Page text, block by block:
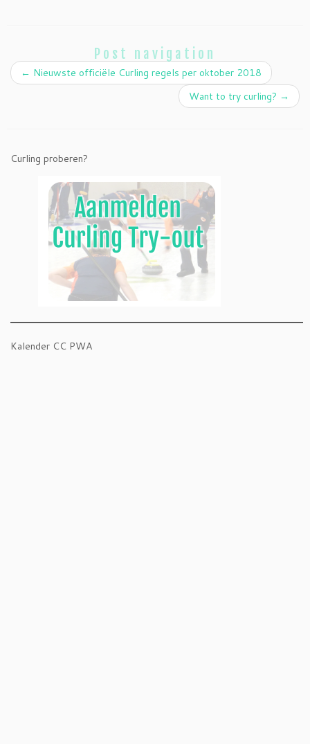
Post navigation
← Nieuwste officiële Curling regels per oktober 2018
Want to try curling? →
Curling proberen?
Kalender CC PWA